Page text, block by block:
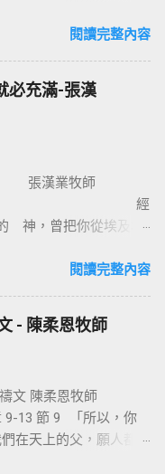
是被咒詛的。」 14 這
許的聖靈。 基督教
管我們的知識理念如
不傳別的。今天我們
督並祂釘十字架。保羅
、神的能力，我們是
人，舊事已過，都變成
新造的人有兩個意義：
新的一樣；二是把舊
，根本上就完全改
們改變，也就是神的
督，十字架也成為愛
正體會耶穌基督救贖
閱讀完整內容
必充滿-張漢
張漢業牧師
神，曾把你從埃及地
治和救贖。耶穌把撒瑪
作見證：「這位耶
彼得和約翰到美門
和銀我都没有，只把
信這人見到人就會大聲
能行走的，但我已經
因為祂喜歡我們把內心
的狀況和遭遇，並不
閱讀完整內容
- 陳柔恩牧師
柔恩牧師
9-13 節 9 「所以，你
在天上的父，願人都